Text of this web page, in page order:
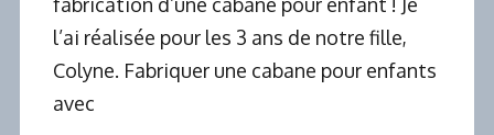
l’ai réalisée pour les 3 ans de notre fille,
Colyne. Fabriquer une cabane pour enfants
avec